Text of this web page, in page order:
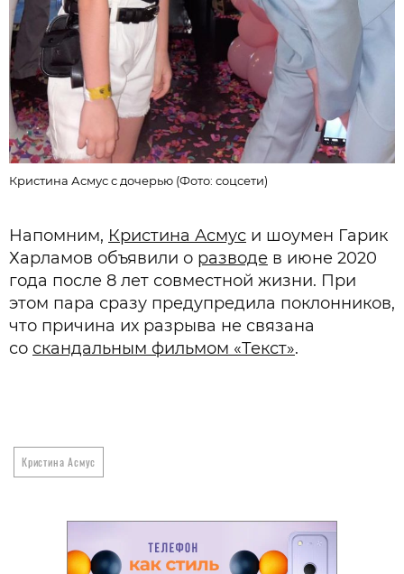
Кристина Асмус с дочерью (Фото: соцсети)
Напомним, Кристина Асмус и шоумен Гарик
Харламов объявили о разводе в июне 2020
года после 8 лет совместной жизни. При
этом пара сразу предупредила поклонников,
что причина их разрыва не связана
со скандальным фильмом «Текст».
Кристина Асмус